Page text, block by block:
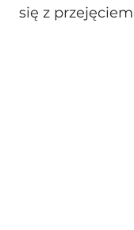
się z